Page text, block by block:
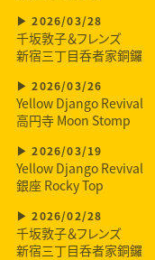
2026/03/28
千坂敦子＆フレンズ
新宿三丁目呑者家銅鑼
2026/03/26
Yellow Django Revival
高円寺 Moon Stomp
2026/03/19
Yellow Django Revival
銀座 Rocky Top
2026/02/28
千坂敦子＆フレンズ
新宿三丁目呑者家銅鑼